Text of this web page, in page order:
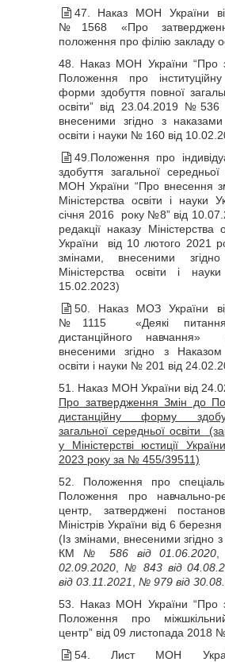
47. Наказ МОН України
№1568 «Про
положення про філію закладу
48. Наказ МОН України “Про
Положення про
форми здобуття повної
освіти” від 23.04.2019 №536
внесеними згідно з наказами
освіти і науки № 160 від
49.Положення про
здобуття загальної середньої
МОН України “Про внесення
Міністерства освіти і науки
січня 2016 року №8” від
редакції наказу Міністерства
України від 10 лютого 2021
змінами, внесеними
Міністерства освіти і
15.02.2023)
50. Наказ МОЗ України
№1115
«Деякі
дистанційного навчання»
внесеними згідно з Наказом
освіти і науки № 201 від
51. Наказ МОН України від
Про затвердження Змін до
дистанційну форму
загальної середньої освіти
у Міністерстві юстиції
2023 року за № 455/39511)
52. Положення про
Положення про навчально-
центр, затверджені
Міністрів України від 6
(Із змінами, внесеними згідно
КМ № 586 від 01.06.2020
02.09.2020
№ 843 від
від 03.11.2021
№ 979 від
53. Наказ МОН України “Про
Положення про
центр” від 09 листопада 2018
54. Лист МОН